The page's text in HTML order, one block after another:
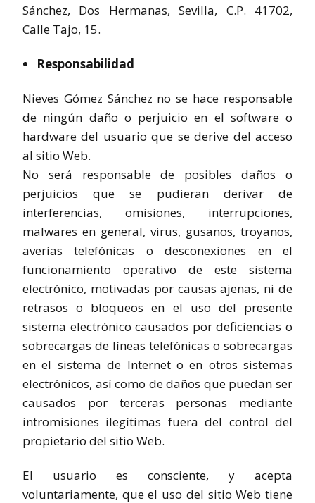
Sánchez, Dos Hermanas, Sevilla, C.P. 41702,
Calle Tajo, 15.
Responsabilidad
Nieves Gómez Sánchez no se hace responsable
de ningún daño o perjuicio en el software o
hardware del usuario que se derive del acceso
al sitio Web.
No será responsable de posibles daños o
perjuicios que se pudieran derivar de
interferencias, omisiones, interrupciones,
malwares en general, virus, gusanos, troyanos,
averías telefónicas o desconexiones en el
funcionamiento operativo de este sistema
electrónico, motivadas por causas ajenas, ni de
retrasos o bloqueos en el uso del presente
sistema electrónico causados por deficiencias o
sobrecargas de líneas telefónicas o sobrecargas
en el sistema de Internet o en otros sistemas
electrónicos, así como de daños que puedan ser
causados por terceras personas mediante
intromisiones ilegítimas fuera del control del
propietario del sitio Web.
El usuario es consciente, y acepta
voluntariamente, que el uso del sitio Web tiene